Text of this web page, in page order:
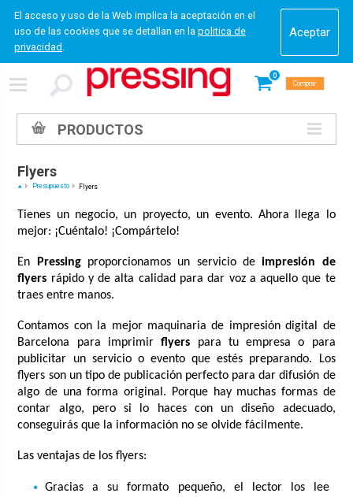
El acceso y uso de la Web implica la aceptación en el
uso de las cookies que se detallan en la politica de
privacidad .
0
Comprar
PRODUCTOS
Flyers
Presupuesto Flyers
Tienes un negocio, un proyecto, un evento. Ahora llega lo
mejor: ¡Cuéntalo! ¡Compártelo!
En Pressing proporcionamos un servicio deimpresión de
flyers rápido y de alta calidad para dar voz a aquello que te
traes entre manos.
Contamos con la mejor maquinaria de impresión digital de
Barcelona para imprimirflyers para tu empresa o para
publicitar un servicio o evento que estés preparando. Los
flyers son un tipo de publicación perfecto para dar difusión de
algo de una forma original. Porque hay muchas formas de
contar algo, pero si lo haces con un diseño adecuado,
conseguirás que la información no se olvide fácilmente.
Las ventajas de los flyers:
Gracias a su formato pequeño, el lector los lee